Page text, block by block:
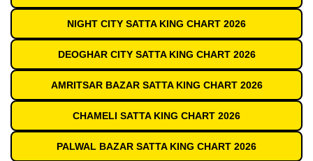
NIGHT CITY SATTA KING CHART 2026
DEOGHAR CITY SATTA KING CHART 2026
AMRITSAR BAZAR SATTA KING CHART 2026
CHAMELI SATTA KING CHART 2026
PALWAL BAZAR SATTA KING CHART 2026